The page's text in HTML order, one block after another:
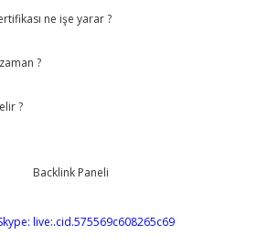
ne işe yarar ?
?
?
live:.cid.575569c608265c69